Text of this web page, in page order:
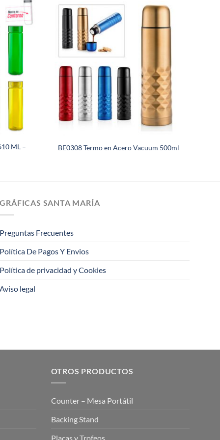
ML – BE0308 Termo en Acero Vacuum 500ml
GRÁFICAS SANTA MARÍA
Preguntas Frecuentes
Política De Pagos Y Envios
Política de privacidad y Cookies
Aviso legal
OTROS PRODUCTOS
Counter – Mesa Portátil
Backing Stand
Placas y Trofeos